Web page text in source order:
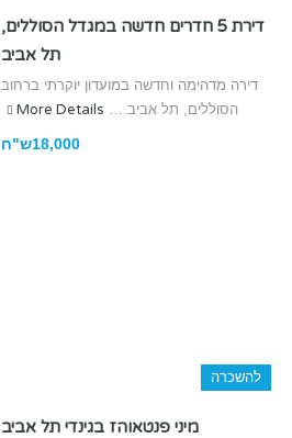
דירת 5 חדרים חדשה במגדל הסוללים,
תל אביב
דירה מדהימה וחדשה במועדון יוקרתי ברחוב
הסוללים, תל אביב.… More Details
18,000ש"ח
להשכרה
מיני פנטאוהז בגינדי תל אביב